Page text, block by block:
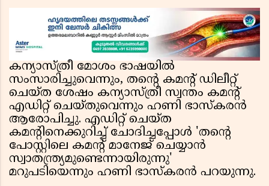
കന്യാസ്ത്രീ മോശം ഭാഷയിൽ
സംസാരിച്ചുവെന്നും, തൻ്റെ കമൻ്റ് ഡിലീറ്റ്
ചെയ്ത ശേഷം കന്യാസ്ത്രീ സ്വന്തം കമൻ്റ്
എഡിറ്റ് ചെയ്തുവെന്നും ഹണി ഭാസ്കരൻ
ആരോപിച്ചു. എഡിറ്റ് ചെയ്ത
കമൻ്റിനെക്കുറിച്ച് ചോദിച്ചപ്പോൾ 'തൻ്റെ
പോസ്റ്റിലെ കമൻ്റ് മാനേജ് ചെയ്യാൻ
സ്വാതന്ത്ര്യമുണ്ടെന്നായിരുന്നു'
മറുപടിയെന്നും ഹണി ഭാസ്കരൻ പറയുന്നു.